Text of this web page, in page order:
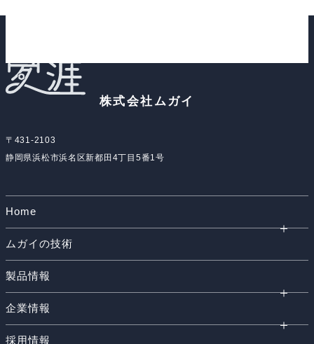
株式会社ムガイ
〒431-2103
静岡県浜松市浜名区新都田4丁目5番1号
Home
ムガイの技術
製品情報
企業情報
採用情報